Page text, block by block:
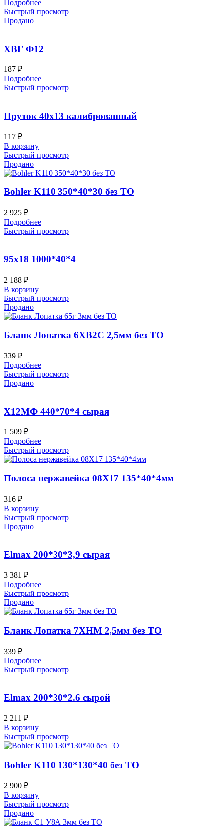
Подробнее
Быстрый просмотр
Продано
ХВГ Ф12
187 ₽
Подробнее
Быстрый просмотр
Пруток 40х13 калиброванный
117 ₽
В корзину
Быстрый просмотр
Продано
Bohler K110 350*40*30 без ТО
2 925 ₽
Подробнее
Быстрый просмотр
95х18 1000*40*4
2 188 ₽
В корзину
Быстрый просмотр
Продано
Бланк Лопатка 6ХВ2С 2,5мм без ТО
339 ₽
Подробнее
Быстрый просмотр
Продано
Х12МФ 440*70*4 сырая
1 509 ₽
Подробнее
Быстрый просмотр
Полоса нержавейка 08Х17 135*40*4мм
316 ₽
В корзину
Быстрый просмотр
Продано
Elmax 200*30*3,9 сырая
3 381 ₽
Подробнее
Быстрый просмотр
Продано
Бланк Лопатка 7ХНМ 2,5мм без ТО
339 ₽
Подробнее
Быстрый просмотр
Elmax 200*30*2.6 сырой
2 211 ₽
В корзину
Быстрый просмотр
Bohler K110 130*130*40 без ТО
2 900 ₽
В корзину
Быстрый просмотр
Продано